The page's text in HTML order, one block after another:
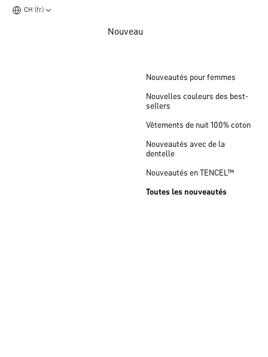
CH (fr)
Aller au contenu principalNouveau
Nouveautés pour femmes
Nouvelles couleurs des best-
sellers
Vêtements de nuit 100% coton
Nouveautés avec de la
dentelle
Nouveautés en TENCEL™
Toutes les nouveautés